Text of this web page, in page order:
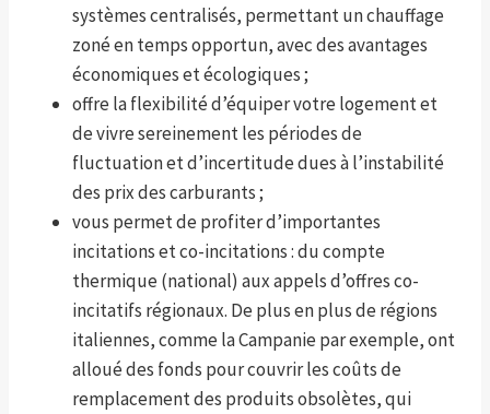
systèmes centralisés, permettant un chauffage
zoné en temps opportun, avec des avantages
économiques et écologiques ;
offre la flexibilité d’équiper votre logement et
de vivre sereinement les périodes de
fluctuation et d’incertitude dues à l’instabilité
des prix des carburants ;
vous permet de profiter d’importantes
incitations et co-incitations : du compte
thermique (national) aux appels d’offres co-
incitatifs régionaux. De plus en plus de régions
italiennes, comme la Campanie par exemple, ont
alloué des fonds pour couvrir les coûts de
remplacement des produits obsolètes, qui